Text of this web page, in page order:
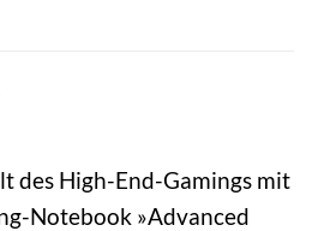
des High-End-Gamings mit
Notebook »Advanced